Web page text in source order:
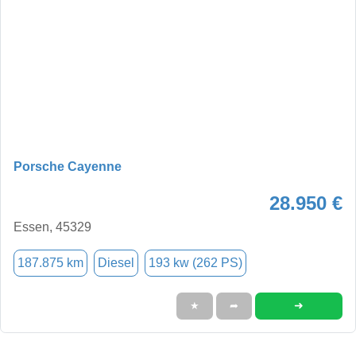
Porsche Cayenne
28.950 €
Essen, 45329
187.875 km Diesel 193 kw (262 PS)
★ ➦ ➜